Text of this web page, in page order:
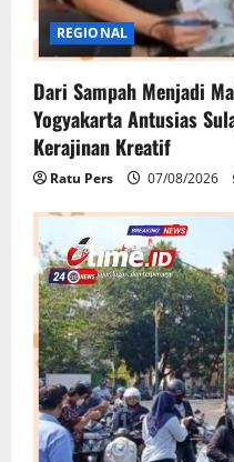
REGIONAL
Dari Sampah Menjadi
Yogyakarta Antusias
Kerajinan Kreatif
Ratu Pers 07/08/2026